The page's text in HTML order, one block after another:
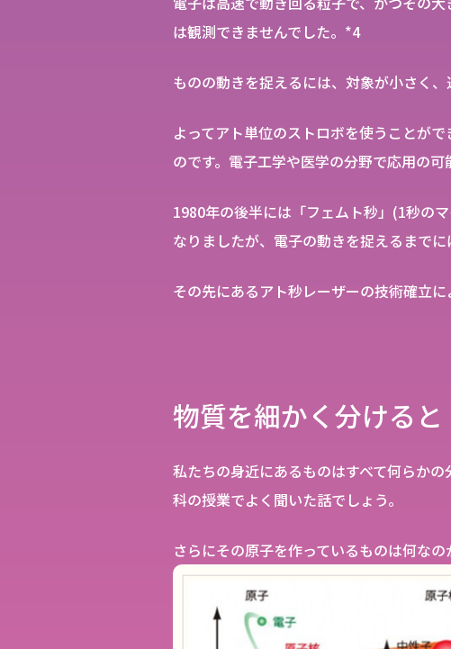
は観測できませんでした。*4
ものの動きを捉えるには、対象が小さく
よってアト単位のストロボを使うことが
のです。電子工学や医学の分野で応用の可
1980年の後半には「フェムト秒」(1秒の
なりましたが、電子の動きを捉えるまでに
その先にあるアト秒レーザーの技術確立
物質を細かく分けると
私たちの身近にあるものはすべて何らか
科の授業でよく聞いた話でしょう。
さらにその原子を作っているものは何な